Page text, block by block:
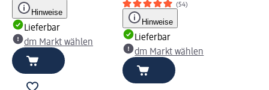
Hinweise
Lieferbar
dm Markt wählen
(54)
Hinweise
Lieferbar
dm Markt wählen